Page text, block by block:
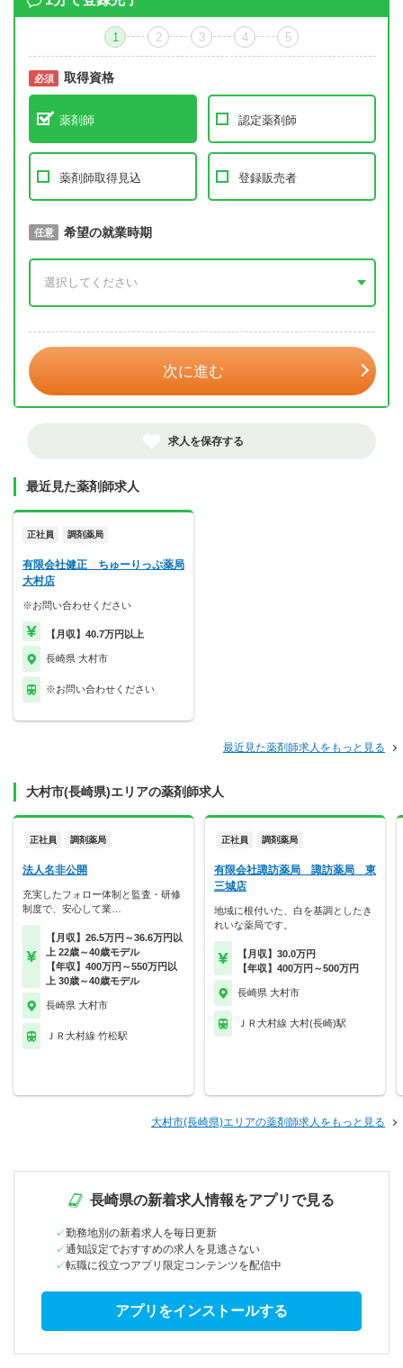
1 2 3 4 5
必須 取得資格
薬剤師 認定薬剤師
薬剤師取得見込 登録販売者
必須 取得予定年
任意 希望の就業時期
次に進む
求人を保存する
最近見た薬剤師求人
正社員 調剤薬局
有限会社健正 ちゅーりっぷ薬局
大村店
※お問い合わせください
【月収】40.7万円以上
長崎県 大村市
※お問い合わせください
最近見た薬剤師求人をもっと見る
大村市(長崎県)エリアの薬剤師求人
正社員 調剤薬局
法人名非公開
充実したフォロー体制と監査・研修
制度で、安心して業…
【月収】26.5万円～36.6万円以
上 22歳～40歳モデル
【年収】400万円～550万円以
上 30歳～40歳モデル
長崎県 大村市
ＪＲ大村線 竹松駅
正社員 調剤薬局
有限会社諏訪薬局 諏訪薬局 東
三城店
地域に根付いた、白を基調としたき
れいな薬局です。
【月収】30.0万円
【年収】400万円～500万円
長崎県 大村市
ＪＲ大村線 大村(長崎)駅
大村市(長崎県)エリアの薬剤師求人をもっと見る
長崎県の新着求人情報をアプリで見る
勤務地別の新着求人を毎日更新
通知設定でおすすめの求人を見逃さない
転職に役立つアプリ限定コンテンツを配信中
アプリをインストールする